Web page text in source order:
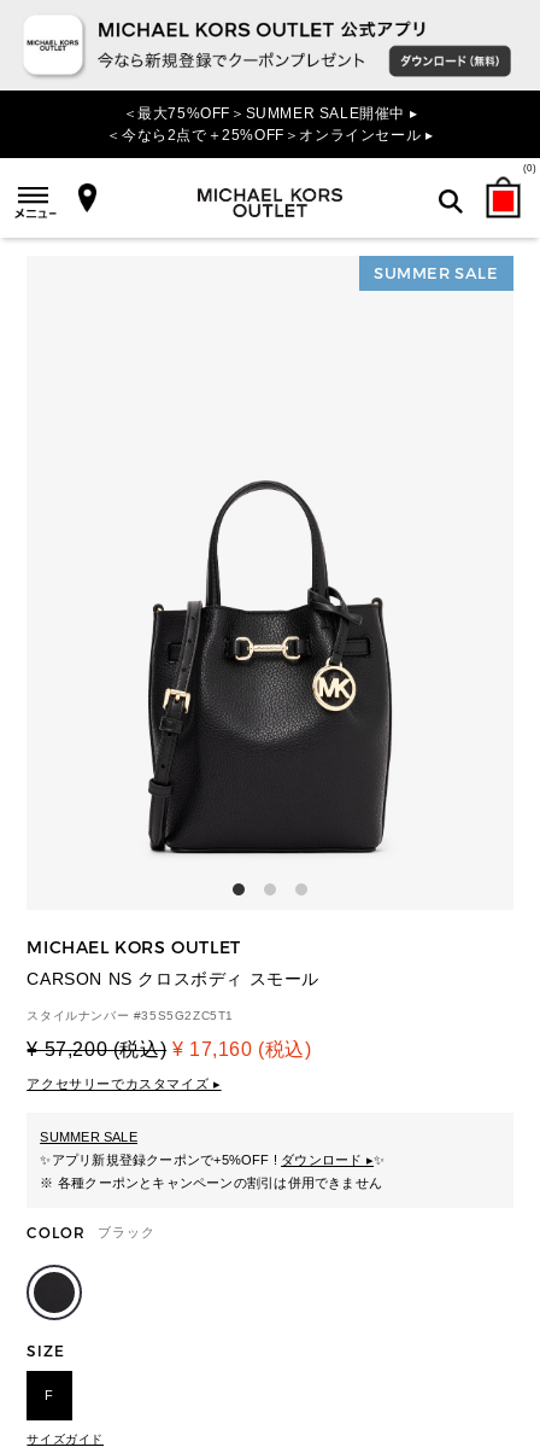
＜最大75%OFF＞SUMMER SALE開催中 ▸
＜今なら2点で＋25%OFF＞オンラインセール ▸
(0)
検索
SUMMER SALE
MICHAEL KORS OUTLET
CARSON NS クロスボディ スモール
スタイルナンバー #35S5G2ZC5T1
¥ 57,200 (税込) ¥ 17,160 (税込)
アクセサリーでカスタマイズ ▸
SUMMER SALE
✨アプリ新規登録クーポンで+5%OFF ! ダウンロード ▸✨
※ 各種クーポンとキャンペーンの割引は併用できません
COLOR ブラック
SIZE
F
サイズガイド